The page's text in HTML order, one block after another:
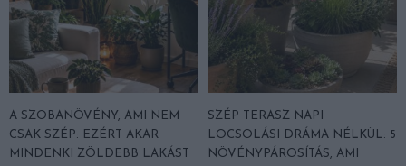
A SZOBANÖVÉNY, AMI NEM
CSAK SZÉP: EZÉRT AKAR
MINDENKI ZÖLDEBB LAKÁST
SZÉP TERASZ NAPI
LOCSOLÁSI DRÁMA NÉLKÜL: 5
NÖVÉNYPÁROSÍTÁS, AMI